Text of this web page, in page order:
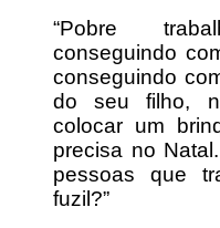
“Pobre
conseguindo
conseguindo
do seu filho,
colocar um
precisa no
pessoas que
fuzil?”